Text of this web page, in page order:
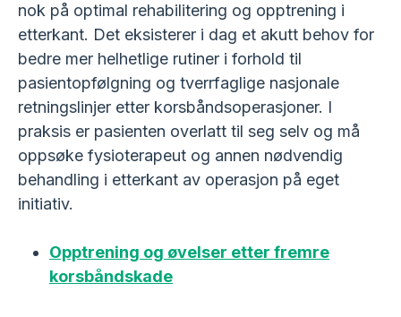
nok på optimal rehabilitering og opptrening i
etterkant. Det eksisterer i dag et akutt behov for
bedre mer helhetlige rutiner i forhold til
pasientopfølgning og tverrfaglige nasjonale
retningslinjer etter korsbåndsoperasjoner. I
praksis er pasienten overlatt til seg selv og må
oppsøke fysioterapeut og annen nødvendig
behandling i etterkant av operasjon på eget
initiativ.
Opptrening og øvelser etter fremre
korsbåndskade